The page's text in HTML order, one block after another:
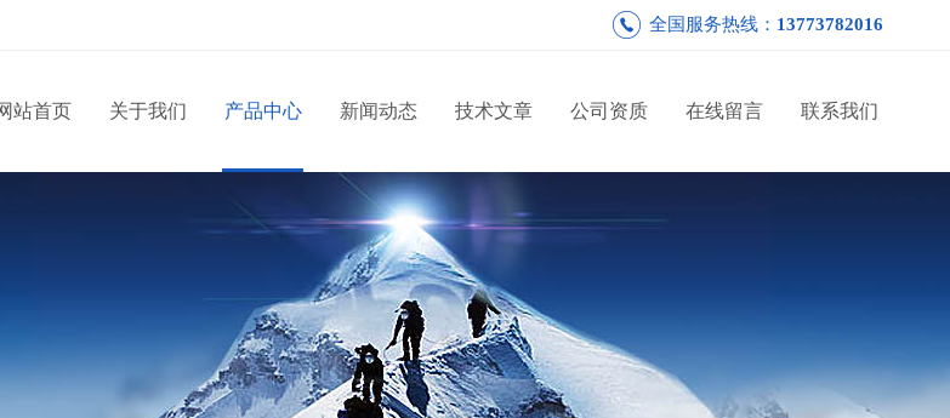
全国服务热线： 13773782016
站首页 关于我们 产品中心 新闻动态 技术文章 公司资质 在线留言 联系我们